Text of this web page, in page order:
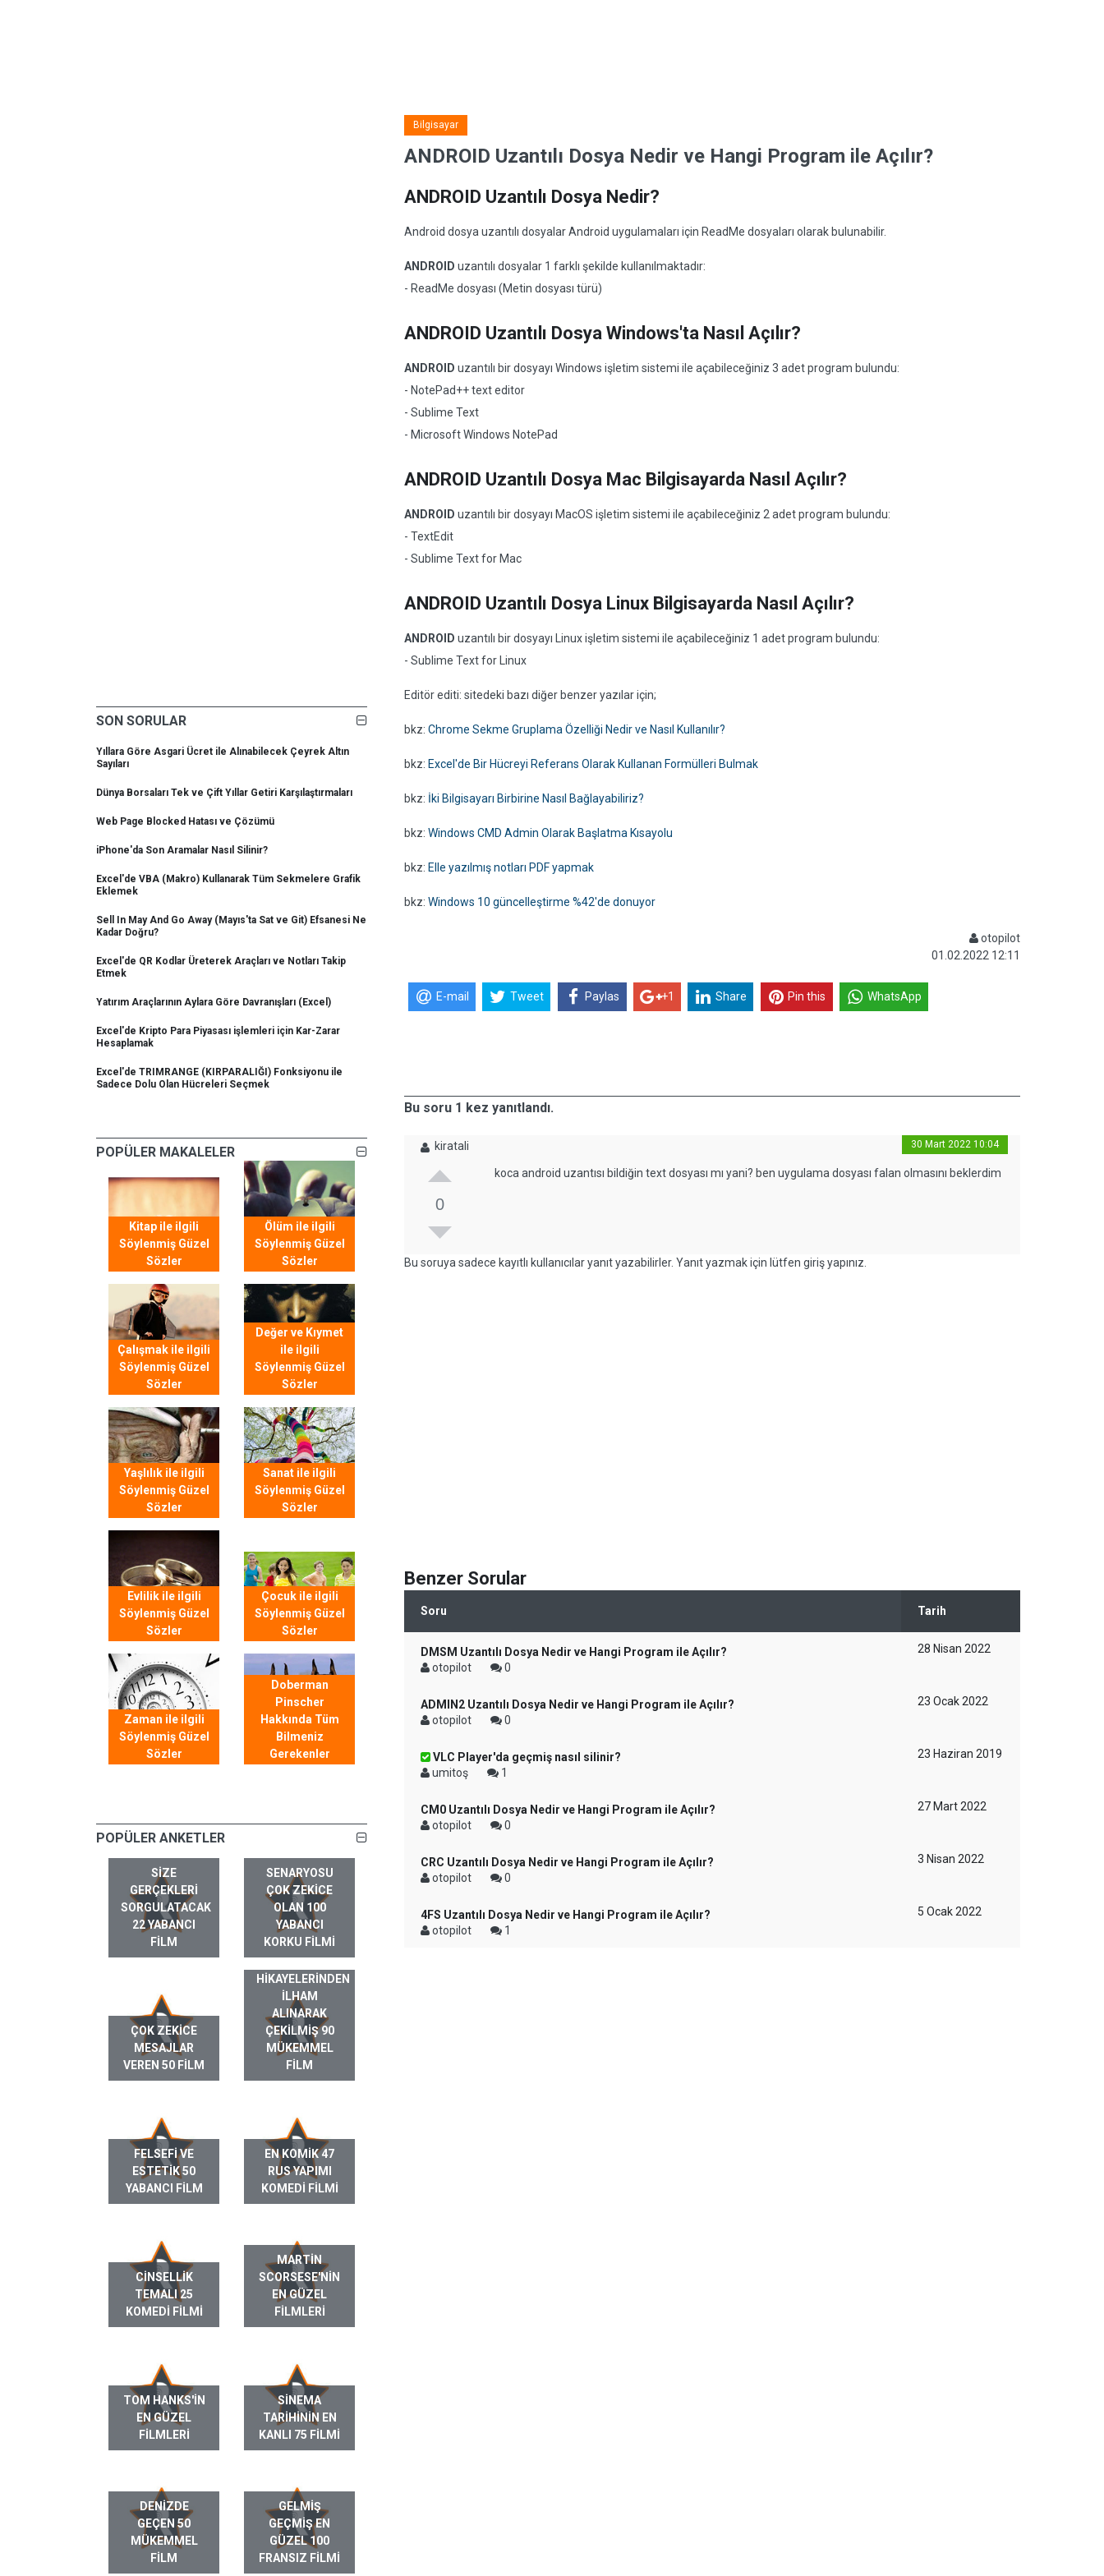
SON SORULAR
Yıllara Göre Asgari Ücret ile Alınabilecek Çeyrek Altın
Sayıları
Dünya Borsaları Tek ve Çift Yıllar Getiri Karşılaştırmaları
Web Page Blocked Hatası ve Çözümü
iPhone'da Son Aramalar Nasıl Silinir?
Excel'de VBA (Makro) Kullanarak Tüm Sekmelere Grafik
Eklemek
Sell In May And Go Away (Mayıs'ta Sat ve Git) Efsanesi Ne
Kadar Doğru?
Excel'de QR Kodlar Üreterek Araçları ve Notları Takip
Etmek
Yatırım Araçlarının Aylara Göre Davranışları (Excel)
Excel'de Kripto Para Piyasası işlemleri için Kar-Zarar
Hesaplamak
Excel'de TRIMRANGE (KIRPARALIĞI) Fonksiyonu ile
Sadece Dolu Olan Hücreleri Seçmek
POPÜLER MAKALELER
Kitap ile ilgili
Söylenmiş Güzel
Sözler
Ölüm ile ilgili
Söylenmiş Güzel
Sözler
Çalışmak ile ilgili
Söylenmiş Güzel
Sözler
Değer ve Kıymet
ile ilgili
Söylenmiş Güzel
Sözler
Yaşlılık ile ilgili
Söylenmiş Güzel
Sözler
Sanat ile ilgili
Söylenmiş Güzel
Sözler
Evlilik ile ilgili
Söylenmiş Güzel
Sözler
Çocuk ile ilgili
Söylenmiş Güzel
Sözler
Zaman ile ilgili
Söylenmiş Güzel
Sözler
Doberman
Pinscher
Hakkında Tüm
Bilmeniz
Gerekenler
POPÜLER ANKETLER
SIZE
GERÇEKLERI
SORGULATACAK
22 YABANCI
FILM
SENARYOSU
ÇOK ZEKICE
OLAN 100
YABANCI
KORKU FILMI
ÇOK ZEKICE
MESAJLAR
VEREN 50 FILM
GERÇEK HAYAT
HIKAYELERINDEN
ILHAM
ALINARAK
ÇEKILMIŞ 90
MÜKEMMEL
FILM
FELSEFI VE
ESTETIK 50
YABANCI FILM
EN KOMIK 47
RUS YAPIMI
KOMEDI FILMI
CINSELLIK
TEMALI 25
KOMEDI FILMI
MARTIN
SCORSESE'NIN
EN GÜZEL
FILMLERI
TOM HANKS'IN
EN GÜZEL
FILMLERI
SINEMA
TARIHININ EN
KANLI 75 FILMI
DENIZDE
GEÇEN 50
MÜKEMMEL
FILM
GELMIŞ
GEÇMIŞ EN
GÜZEL 100
FRANSIZ FILMI
Bilgisayar
ANDROID Uzantılı Dosya Nedir ve Hangi Program ile Açılır?
ANDROID Uzantılı Dosya Nedir?
Android dosya uzantılı dosyalar Android uygulamaları için ReadMe dosyaları olarak bulunabilir.
ANDROID uzantılı dosyalar 1 farklı şekilde kullanılmaktadır:
- ReadMe dosyası (Metin dosyası türü)
ANDROID Uzantılı Dosya Windows'ta Nasıl Açılır?
ANDROID uzantılı bir dosyayı Windows işletim sistemi ile açabileceğiniz 3 adet program bulundu:
- NotePad++ text editor
- Sublime Text
- Microsoft Windows NotePad
ANDROID Uzantılı Dosya Mac Bilgisayarda Nasıl Açılır?
ANDROID uzantılı bir dosyayı MacOS işletim sistemi ile açabileceğiniz 2 adet program bulundu:
- TextEdit
- Sublime Text for Mac
ANDROID Uzantılı Dosya Linux Bilgisayarda Nasıl Açılır?
ANDROID uzantılı bir dosyayı Linux işletim sistemi ile açabileceğiniz 1 adet program bulundu:
- Sublime Text for Linux
Editör editi: sitedeki bazı diğer benzer yazılar için;
bkz: Chrome Sekme Gruplama Özelliği Nedir ve Nasıl Kullanılır?
bkz: Excel'de Bir Hücreyi Referans Olarak Kullanan Formülleri Bulmak
bkz: İki Bilgisayarı Birbirine Nasıl Bağlayabiliriz?
bkz: Windows CMD Admin Olarak Başlatma Kısayolu
bkz: Elle yazılmış notları PDF yapmak
bkz: Windows 10 güncelleştirme %42'de donuyor
otopilot
01.02.2022 12:11
E-mail Tweet Paylas +1 Share Pin this WhatsApp
Bu soru 1 kez yanıtlandı.
kiratali 30 Mart 2022 10:04
0
koca android uzantısı bildiğin text dosyası mı yani? ben uygulama dosyası falan olmasını beklerdim
Bu soruya sadece kayıtlı kullanıcılar yanıt yazabilirler. Yanıt yazmak için lütfen giriş yapınız.
Benzer Sorular
Soru Tarih
DMSM Uzantılı Dosya Nedir ve Hangi Program ile Açılır?
otopilot
0
28 Nisan 2022
ADMIN2 Uzantılı Dosya Nedir ve Hangi Program ile Açılır?
otopilot
0
23 Ocak 2022
VLC Player'da geçmiş nasıl silinir?
umitoş
1
23 Haziran 2019
CM0 Uzantılı Dosya Nedir ve Hangi Program ile Açılır?
otopilot
0
27 Mart 2022
CRC Uzantılı Dosya Nedir ve Hangi Program ile Açılır?
otopilot
0
3 Nisan 2022
4FS Uzantılı Dosya Nedir ve Hangi Program ile Açılır?
otopilot
1
5 Ocak 2022